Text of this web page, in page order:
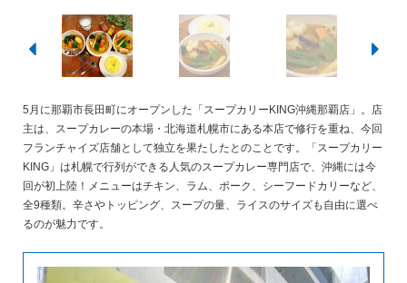
5月に那覇市長田町にオープンした「スープカリーKING沖縄那覇店」。店
主は、スープカレーの本場・北海道札幌市にある本店で修行を重ね、今回
フランチャイズ店舗として独立を果たしたとのことです。「スープカリー
KING」は札幌で行列ができる人気のスープカレー専門店で、沖縄には今
回が初上陸！メニューはチキン、ラム、ポーク、シーフードカリーなど、
全9種類。辛さやトッピング、スープの量、ライスのサイズも自由に選べ
るのが魅力です。